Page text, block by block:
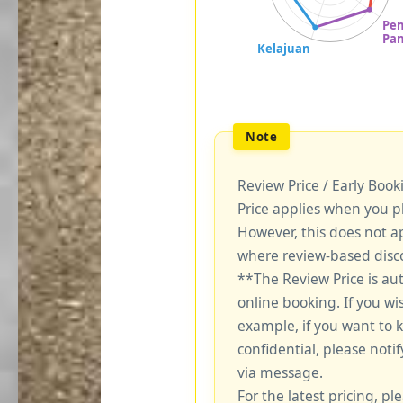
Review Price / Early
Price applies when you
However, this does not
where review-based
**The Review Price is
online booking. If you
example, if you want to
confidential, please
via message.
For the latest pricing,